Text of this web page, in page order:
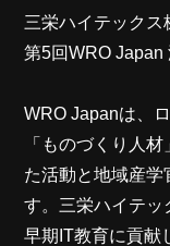
三栄ハイテック
第5回WRO Japan
WRO Japanは、
「ものづくり人
た活動と地域産学
す。三栄ハイテッ
早期IT教育に貢献